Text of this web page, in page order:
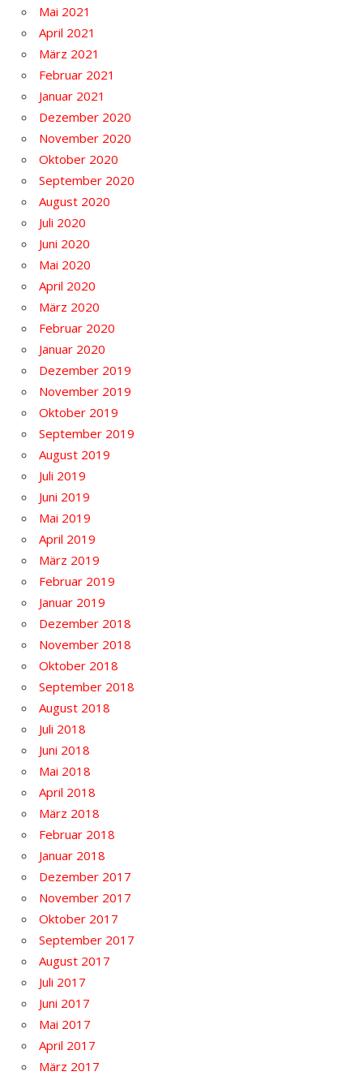
Mai 2021
April 2021
März 2021
Februar 2021
Januar 2021
Dezember 2020
November 2020
Oktober 2020
September 2020
August 2020
Juli 2020
Juni 2020
Mai 2020
April 2020
März 2020
Februar 2020
Januar 2020
Dezember 2019
November 2019
Oktober 2019
September 2019
August 2019
Juli 2019
Juni 2019
Mai 2019
April 2019
März 2019
Februar 2019
Januar 2019
Dezember 2018
November 2018
Oktober 2018
September 2018
August 2018
Juli 2018
Juni 2018
Mai 2018
April 2018
März 2018
Februar 2018
Januar 2018
Dezember 2017
November 2017
Oktober 2017
September 2017
August 2017
Juli 2017
Juni 2017
Mai 2017
April 2017
März 2017